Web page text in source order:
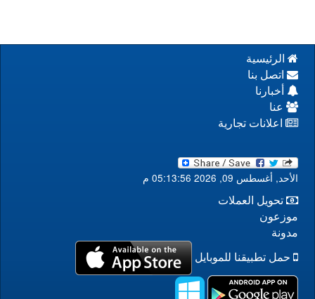
الرئيسية
اتصل بنا
أخبارنا
عنا
اعلانات تجارية
الأحد, أغسطس 09, 2026 05:13:56 م
تحويل العملات
موزعون
مدونة
حمل تطبيقنا للموبايل